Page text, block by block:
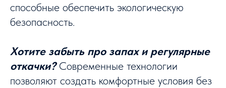
способные обеспечить экологическую
безопасность.
Хотите забыть про запах и регулярные
откачки?Современные технологии
позволяют создать комфортные условия без